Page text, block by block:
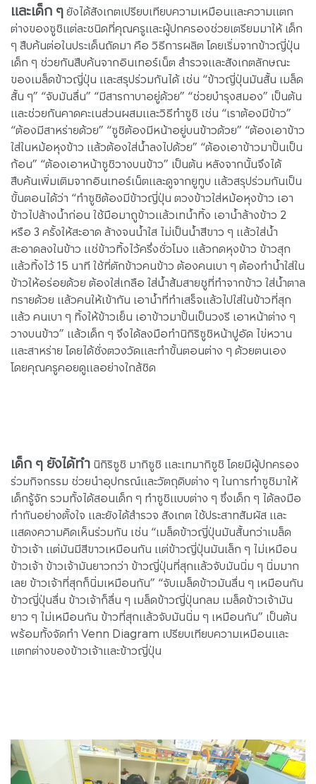
และเด็ก ๆยังได้สังเกตเปรียบเทียบความเหมือนและความแตก
ต่างของซูชิแต่ละชนิดที่คุณครูและผู้ปกครองช่วยเตรียมมาให้ เด็ก
ๆ สืบค้นต่อในประเด็นถัดมา คือ วิธีการผลิต โดยเริ่มจากข้าวญี่ปุ่น
เด็ก ๆ ช่วยกันสืบค้นจากอินเทอร์เน็ต สำรวจและสังเกตลักษณะ
ของเมล็ดข้าวญี่ปุ่น และสรุปร่วมกันได้ เช่น “ข้าวญี่ปุ่นมันสั้น เมล็ด
สั้น ๆ” “จับมันลื่น” “มีสารกาบาอยู่ด้วย” “ช่วยบำรุงสมอง” เป็นต้น
และช่วยกันคาดคะเนส่วนผสมและวิธีทำซูชิ เช่น “เราต้องมีข้าว”
“ต้องมีสาหร่ายด้วย” “ซูชิต้องมีหน้าอยู่บนข้าวด้วย” “ต้องเอาข้าว
ใส่ในหม้อหุงข้าว แล้วต้องใส่น้ำลงไปด้วย” “ต้องเอาข้าวมาปั้นเป็น
ก้อน” “ต้องเอาหน้าซูชิวางบนข้าว” เป็นต้น หลังจากนั้นจึงได้
สืบค้นเพิ่มเติมจากอินเทอร์เน็ตและดูจากยูทูบ แล้วสรุปร่วมกันเป็น
ขั้นตอนได้ว่า “ทำซูชิต้องมีข้าวญี่ปุ่น ตวงข้าวใส่หม้อหุงข้าว เอา
ข้าวไปล้างน้ำก่อน ใช้มือมาถูข้าวแล้วเทน้ำทิ้ง เอาน้ำล้างข้าว 2
หรือ 3 ครั้งให้สะอาด ล้างจนน้ำใส ไม่เป็นน้ำสีขาว ๆ แล้วใส่น้ำ
สะอาดลงในข้าว แช่ข้าวทิ้งไว้ครึ่งชั่วโมง แล้วกดหุงข้าว ข้าวสุก
แล้วทิ้งไว้ 15 นาที ใช้ที่ตักข้าวคนข้าว ต้องคนเบา ๆ ต้องทำน้ำใส่ใน
ข้าวให้อร่อยด้วย ต้องใส่เกลือ ใส่น้ำส้มสายชูที่ทำจากข้าว ใส่น้ำตาล
ทรายด้วย แล้วคนให้เข้ากัน เอาน้ำที่ทำเสร็จแล้วไปใส่ในข้าวที่สุก
แล้ว คนเบา ๆ ทิ้งให้ข้าวเย็น เอาข้าวมาปั้นเป็นวงรี เอาหน้าต่าง ๆ
วางบนข้าว” แล้วเด็ก ๆ จึงได้ลงมือทำนิกิริซูชิหน้าปูอัด ไข่หวาน
และสาหร่าย โดยได้ชั่งตวงวัดและทำขั้นตอนต่าง ๆ ด้วยตนเอง
โดยคุณครูคอยดูแลอย่างใกล้ชิด
เด็ก ๆ ยังได้ทำนิกิริซูชิ มากิซูชิ และเทมากิซูชิ โดยมีผู้ปกครอง
ร่วมกิจกรรม ช่วยนำอุปกรณ์และวัตถุดิบต่าง ๆ ในการทำซูชิมาให้
เด็กรู้จัก รวมทั้งได้สอนเด็ก ๆ ทำซูชิแบบต่าง ๆ ซึ่งเด็ก ๆ ได้ลงมือ
ทำกันอย่างตั้งใจ และยังได้สำรวจ สังเกต ใช้ประสาทสัมผัส และ
แสดงความคิดเห็นร่วมกัน เช่น “เมล็ดข้าวญี่ปุ่นมันสั้นกว่าเมล็ด
ข้าวเจ้า แต่มันมีสีขาวเหมือนกัน แต่ข้าวญี่ปุ่นมันเล็ก ๆ ไม่เหมือน
ข้าวเจ้า ข้าวเจ้ามันยาวกว่า ข้าวญี่ปุ่นที่สุกแล้วจับมันนิ่ม ๆ นิ่มมาก
เลย ข้าวเจ้าที่สุกก็นิ่มเหมือนกัน” “จับเมล็ดข้าวมันลื่น ๆ เหมือนกัน
ข้าวญี่ปุ่นลื่น ข้าวเจ้าก็ลื่น ๆ เมล็ดข้าวญี่ปุ่นกลม เมล็ดข้าวเจ้ามัน
ยาว ๆ ไม่เหมือนกัน ข้าวที่สุกแล้วจับมันนิ่ม ๆ เหมือนกัน” เป็นต้น
พร้อมทั้งจัดทำ Venn Diagram เปรียบเทียบความเหมือนและ
แตกต่างของข้าวเจ้าและข้าวญี่ปุ่น